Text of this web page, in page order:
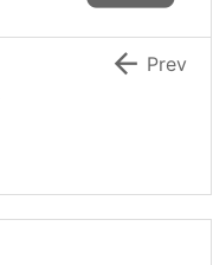
 Prev